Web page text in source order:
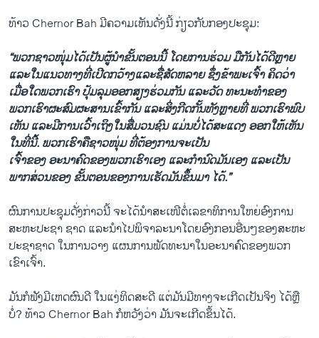
ທ້າວ Chernor Bah ມີ​ຄວາມ​ເຫັນດັ່ງ​ນີ້ ກ່ຽວ​ກັບກອງປະຊຸມ:
“ພວກຊາວໜຸ່ມໄດ້​ເປັນ​ຜູ້ນໍາຂັ້ນ​ຕອນນີ້ ໂດຍການຮ່ວມ ມືກັນໄດ້ດີຫຼາຍ ​
ແລະ​ໃນແນວທາງທີ່ເປີດກວ້າງແລະຊື່ສັດຫລາຍ ຊຶ່ງຂ້າພະເຈົ້າ ຄິດວ່າ
ເມື່ອໃດພວກເຮົາ ປຸ້ມລຸມອອກສຽງຮ່ວມກັນ ແລະວັດ ທະນະທໍາຂອງ
ພວກເຮົາຜະສົມຜະສານເຂົ້າກັນ ແລະສິ່ງກີດກັ້ນທັງຫຼາຍທີ່ ພວກເຮົາພົບ
ເຫັນ ແລະມີການເວົ້າ​ເຖິງໃນສື່ມວນຊົນ ​ແມ່ນບໍ່ໄດ້ສະແດງ ອອກ​ໃຫ້​ເຫັນ​
ໃນທີ່ນີ້. ພວກເຮົາຄືຊາວໜຸ່ມ ທີ່ຕ້ອງການຈະເປັນ
ເຈົ້າຂອງ ອະນາຄົດຂອງພວກເຮົາ​ເອງ ແລະກໍານົດມັນເອງ ແລະເປັນ
ພາກສ່ວນຂອງ ຂັ້ນຕອນຂອງການເຮັດມັນຂຶ້ນມາ ໄດ້.”
ຜົນການປະຊຸມດັ່ງກ່າວນີ້ ຈະໄດ້ນໍາສະເໜີຕໍ່ເລຂາທິການໃຫຍ່ອົງການ
ສະຫະປະຊາ ຊາດ ​ແລະ​ນໍາ​ໄປ​ພິຈາລະນາໂດຍອົງກອນອື່ນໆຂອງສະຫະ
ປະຊາຊາດ ໃນການວາງ ແຜນການພັດທະນາໃນອະນາຄົດຂອງພວກ
ເຂົາເຈົ້າ.
ມັນກໍຟັງມີເຫດຜົນດີ ໃນແງ່ທິດສະດີ ແຕ່ມັນມີທາງຈະເກີດເປັນຈິງ ໄດ້ຫຼື
ບໍ່? ທ້າວ Chernor Bah ກໍຫວັງວ່າ ມັນ​ຈະ​ເກີດ​ຂຶ້ນ​ໄດ້.